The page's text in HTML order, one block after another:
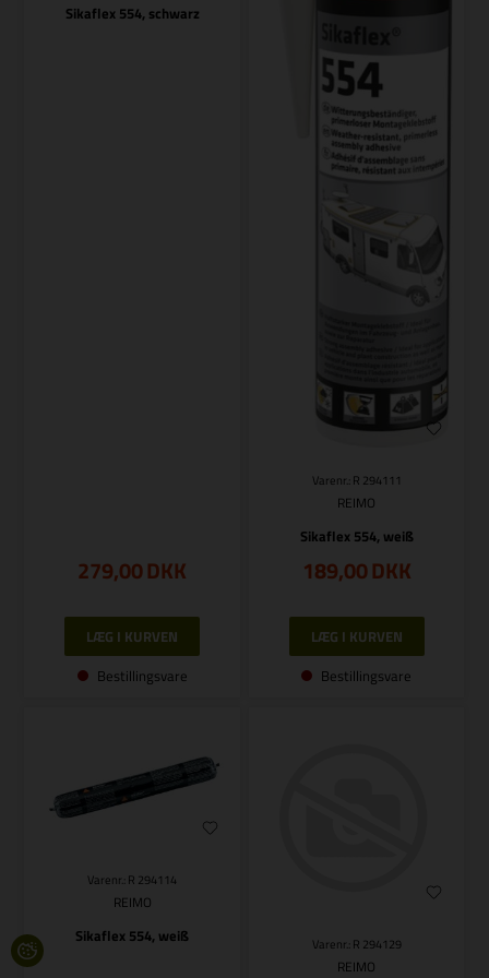
Sikaflex 554, schwarz
279,00DKK
Bestillingsvare
Varenr.: R 294111
REIMO
Sikaflex 554, weiß
189,00DKK
Bestillingsvare
Varenr.: R 294114
REIMO
Sikaflex 554, weiß Varenr.: R 294129
REIMO